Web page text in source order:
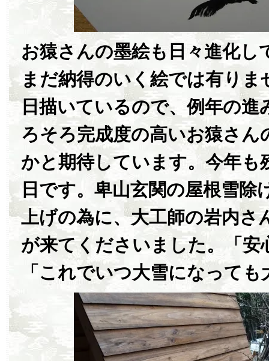
お猿さんの墨絵も日々進化し
まだ納得のいく絵では有りま
日描いているので、例年の進
ろそろ完成度の高いお猿さん
かと期待しています。今年も
日です。卑山玄関の屋根雪除
上げの為に、大工師の岩内さ
が来てくださいました。「安
「これでいつ大雪になって